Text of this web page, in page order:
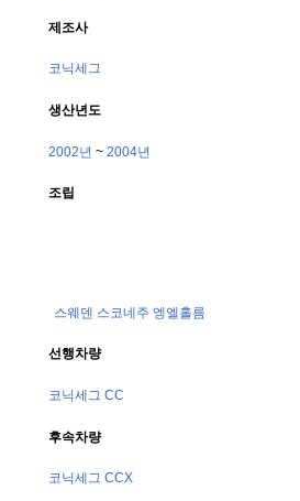
제조사
코닉세그
생산년도
2002년 ~ 2004년
조립
스웨덴 스코네주 엥엘홀름
선행차량
코닉세그 CC
후속차량
코닉세그 CCX